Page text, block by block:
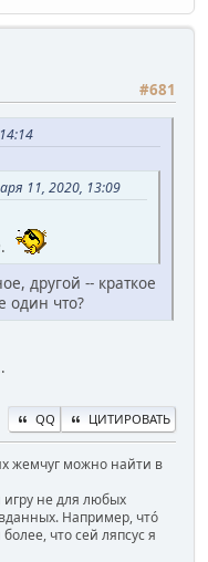
#681
11, 2020, 13:09
.
другой -- краткое
один что?
QQ ЦИТИРОВАТЬ
жемчуг можно найти в
не для любых
Например, чтó
что сей ляпсус я